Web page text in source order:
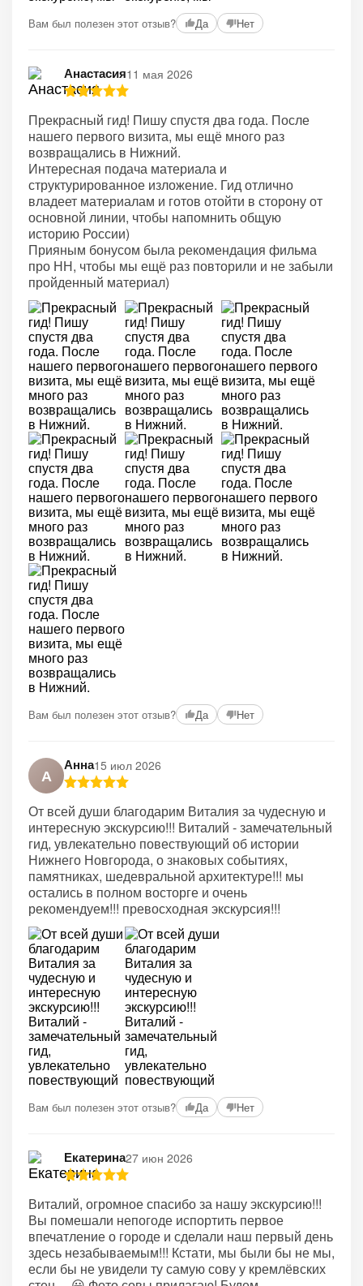
Вам был полезен этот отзыв? Да Нет
Анастасия11 мая 2026
Прекрасный гид! Пишу спустя два года. После
нашего первого визита, мы ещё много раз
возвращались в Нижний.
Интересная подача материала и
структурированное изложение. Гид отлично
владеет материалам и готов отойти в сторону от
основной линии, чтобы напомнить общую
историю России)
Прияным бонусом была рекомендация фильма
про НН, чтобы мы ещё раз повторили и не забыли
пройденный материал)
Вам был полезен этот отзыв? Да Нет
А
Анна15 июл 2026
От всей души благодарим Виталия за чудесную и
интересную экскурсию!!! Виталий - замечательный
гид, увлекательно повествующий об истории
Нижнего Новгорода, о знаковых событиях,
памятниках, шедевральной архитектуре!!! мы
остались в полном восторге и очень
рекомендуем!!! превосходная экскурсия!!!
Вам был полезен этот отзыв? Да Нет
Екатерина27 июн 2026
Виталий, огромное спасибо за нашу экскурсию!!!
Вы помешали непогоде испортить первое
впечатление о городе и сделали наш первый день
здесь незабываемым!!! Кстати, мы были бы не мы,
если бы не увидели ту самую сову у кремлёвских